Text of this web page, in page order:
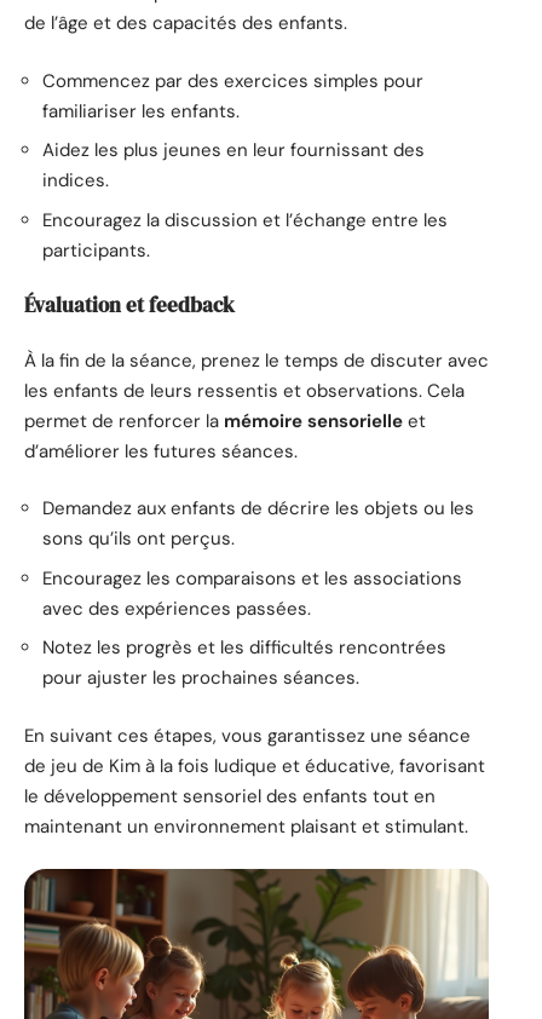
de l’âge et des capacités des enfants.
Commencez par des exercices simples pour
familiariser les enfants.
Aidez les plus jeunes en leur fournissant des
indices.
Encouragez la discussion et l’échange entre les
participants.
Évaluation et feedback
À la fin de la séance, prenez le temps de discuter avec
les enfants de leurs ressentis et observations. Cela
permet de renforcer la mémoire sensorielle et
d’améliorer les futures séances.
Demandez aux enfants de décrire les objets ou les
sons qu’ils ont perçus.
Encouragez les comparaisons et les associations
avec des expériences passées.
Notez les progrès et les difficultés rencontrées
pour ajuster les prochaines séances.
En suivant ces étapes, vous garantissez une séance
de jeu de Kim à la fois ludique et éducative, favorisant
le développement sensoriel des enfants tout en
maintenant un environnement plaisant et stimulant.